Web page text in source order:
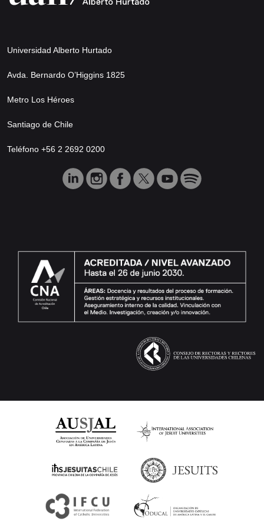
Universidad Alberto Hurtado
Avda. Bernardo O’Higgins 1825
Metro Los Héroes
Santiago de Chile
Teléfono +56 2 2692 0200